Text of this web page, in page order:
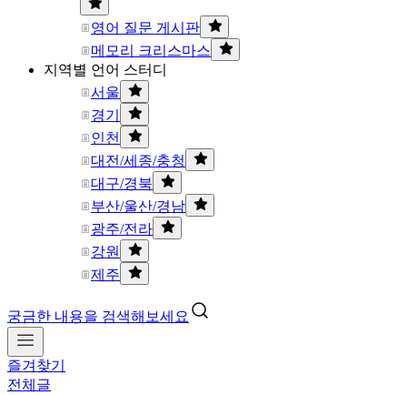
영어 질문 게시판
메모리 크리스마스
지역별 언어 스터디
서울
경기
인천
대전/세종/충청
대구/경북
부산/울산/경남
광주/전라
강원
제주
궁금한 내용을 검색해보세요
즐겨찾기
전체글